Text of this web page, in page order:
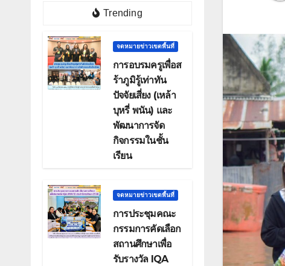
Trending
จดหมายข่าวเขตพื้นที่
การอบรมครูเพื่อส
ร้าภูมิรู้เท่าทัน
ปัจจัยเสี่ยง (เหล้า
บุหรี่ พนัน) และ
พัฒนาการจัด
กิจกรรมในชั้น
เรียน
จดหมายข่าวเขตพื้นที่
การประชุมคณะ
กรรมการคัดเลือก
สถานศึกษาเพื่อ
รับรางวัล IQA